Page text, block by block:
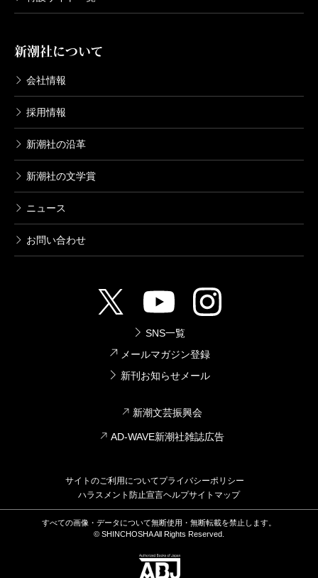
新潮社について
会社情報
採用情報
新潮社の沿革
新潮社の文学賞
ニュース
お問い合わせ
SNS一覧
メールマガジン登録
新刊お知らせメール
新潮文芸振興会
AD-WAVE新潮社雑誌広告
サイトのご利用についてプライバシーポリシー
ハラスメント防止宣言ヘルプサイトマップ
すべての画像・データについて無断使用・無断転載を禁止します。
© SHINCHOSHA All Rights Reserved.